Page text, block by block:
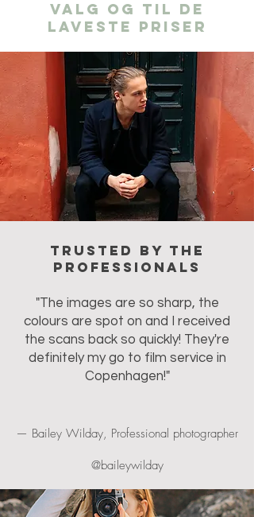
valg og til de
laveste priser
Trusted by the
professionals
"The images are so sharp, the
colours are spot on and I received
the scans back so quickly! They're
definitely my go to film service in
Copenhagen!"
— Bailey Wilday, Professional photographer
@baileywilday